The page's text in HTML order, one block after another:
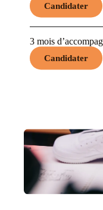
Candidater
3 mois
Candidater
Nous sommes fiers
de partenaires